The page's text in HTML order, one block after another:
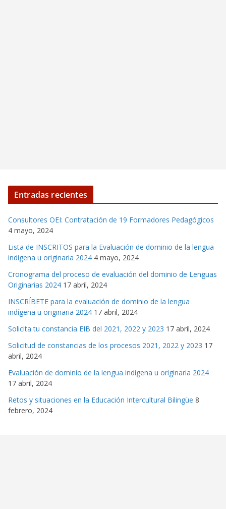
Entradas recientes
Consultores OEI: Contratación de 19 Formadores Pedagógicos
4 mayo, 2024
Lista de INSCRITOS para la Evaluación de dominio de la lengua
indígena u originaria 2024 4 mayo, 2024
Cronograma del proceso de evaluación del dominio de Lenguas
Originarias 2024 17 abril, 2024
INSCRÍBETE para la evaluación de dominio de la lengua
indígena u originaria 2024 17 abril, 2024
Solicita tu constancia EIB del 2021, 2022 y 2023 17 abril, 2024
Solicitud de constancias de los procesos 2021, 2022 y 2023 17
abril, 2024
Evaluación de dominio de la lengua indígena u originaria 2024
17 abril, 2024
Retos y situaciones en la Educación Intercultural Bilingüe 8
febrero, 2024